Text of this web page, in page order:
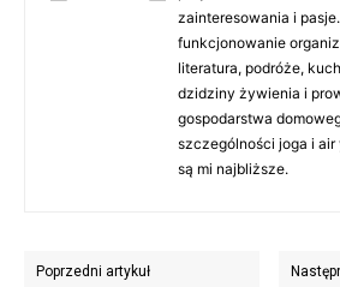
zainteresowania i
funkcjonowanie
literatura, podróże,
dzidziny żywienia i
gospodarstwa
szczególności joga i
są mi najbliższe.
Poprzedni artykuł